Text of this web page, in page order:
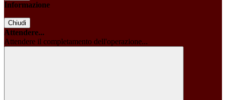
Informazione
Chiudi
Attendere...
Attendere il completamento dell'operazione...